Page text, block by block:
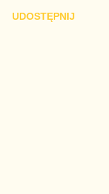
UDOSTĘPNIJ